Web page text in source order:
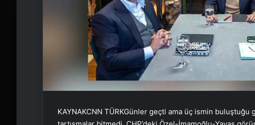
KAYNAKCNN TÜRKGünler geçti ama üç ismin buluştuğu